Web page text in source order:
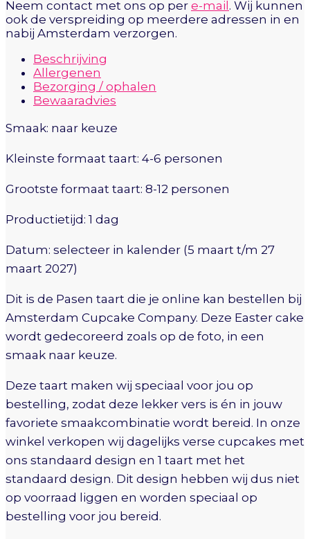
Neem contact met ons op per e-mail . Wij kunnen
ook de verspreiding op meerdere adressen in en
nabij Amsterdam verzorgen.
Beschrijving
Allergenen
Bezorging / ophalen
Bewaaradvies
Smaak: naar keuze
Kleinste formaat taart: 4-6 personen
Grootste formaat taart: 8-12 personen
Productietijd: 1 dag
Datum: selecteer in kalender (5 maart t/m 27
maart 2027)
Dit is de Pasen taart die je online kan bestellen bij
Amsterdam Cupcake Company. Deze Easter cake
wordt gedecoreerd zoals op de foto, in een
smaak naar keuze.
Deze taart maken wij speciaal voor jou op
bestelling, zodat deze lekker vers is én in jouw
favoriete smaakcombinatie wordt bereid. In onze
winkel verkopen wij dagelijks verse cupcakes met
ons standaard design en 1 taart met het
standaard design. Dit design hebben wij dus niet
op voorraad liggen en worden speciaal op
bestelling voor jou bereid.